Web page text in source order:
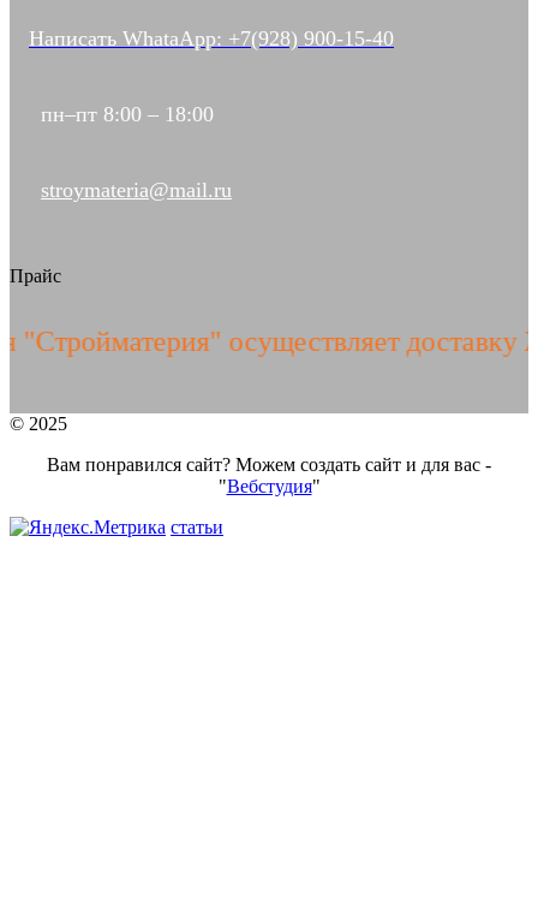
Написать WhataApp: +7(928) 900-15-40
пн–пт 8:00 – 18:00
stroymateria@mail.ru
Прайс
осуществляет доставку
© 2025
Вам понравился сайт? Можем создать сайт и для вас -
"Вебстудия"
статьи